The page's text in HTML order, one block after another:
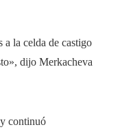
a la celda de castigo
dijo Merkacheva
continuó